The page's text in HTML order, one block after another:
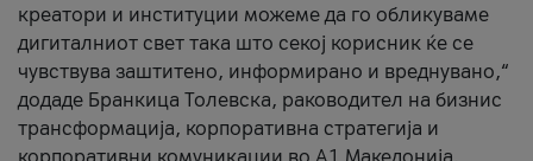
креатори и институции можеме да го обликуваме
дигиталниот свет така што секој корисник ќе се
чувствува заштитено, информирано и вреднувано,“
додаде Бранкица Толевска, раководител на бизнис
трансформација, корпоративна стратегија и